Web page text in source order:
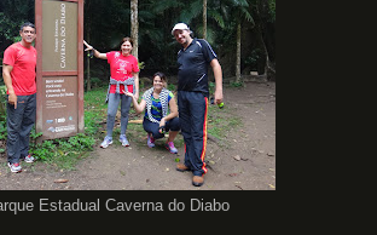
Estadual Caverna do Diabo